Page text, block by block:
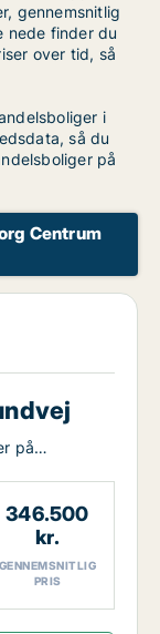
gennemsnitlig
nede finder du
over tid, så
i
så du
på
Centrum
på
346.500
kr.
GENNEMSNITLIG
PRIS